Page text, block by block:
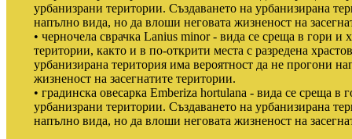
урбанизрани територии. Създаването на урбанизирана
напълно вида, но да влоши неговата жизненост на
• черночела сврачка Lanius minor - вида се среща в гори и
територии, както и в по-открити места с разредена
урбанизирана територия има вероятност да не прогони
жизненост на засегнатите територии.
• градинска овесарка Emberiza hortulana - вида се среща в
урбанизрани територии. Създаването на урбанизирана
напълно вида, но да влоши неговата жизненост на